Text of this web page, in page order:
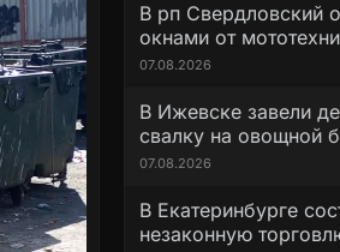
В рп Свердловский
окнами от
07.08.2026
В Ижевске завели
свалку на овощной
07.08.2026
В Екатеринбурге
незаконную